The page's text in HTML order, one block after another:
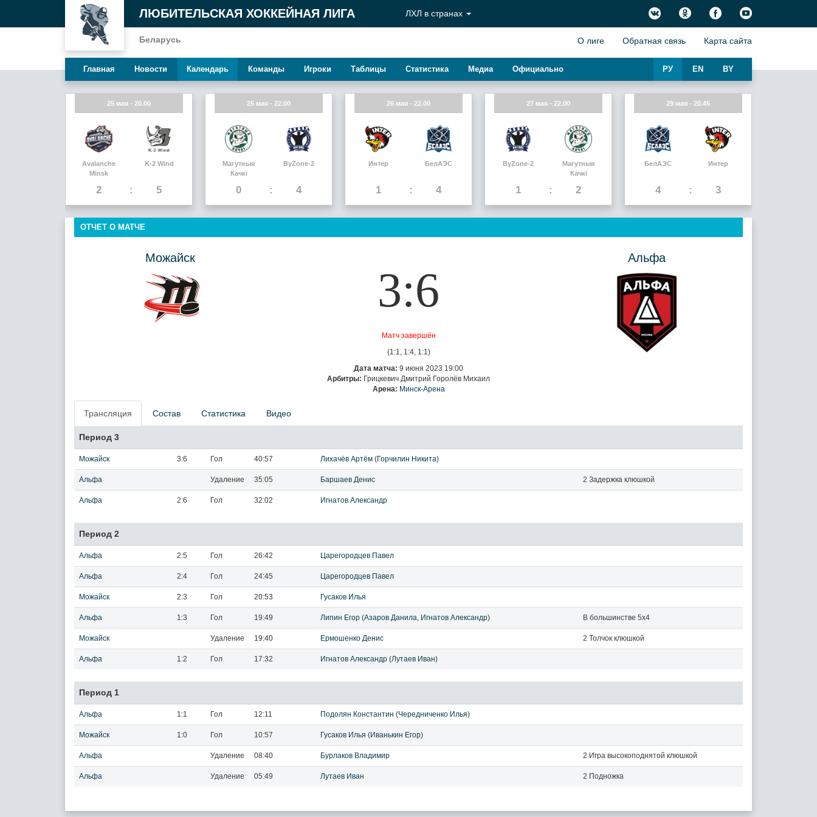
ЛЮБИТЕЛЬСКАЯ ХОККЕЙНАЯ ЛИГА
Беларусь
ЛХЛ в странах
О лиге Обратная связь Карта сайта
Главная Новости Календарь Команды Игроки Таблицы Статистика Медиа Официально BY
EN
РУ
25 мая - 20.00
Avalanche
Minsk
2
K-2 Wind
5
25 мая - 22.00
Магутныя
Качкi
0
ByZone-2
4
26 мая - 22.00
Интер
1
БелАЭС
4
27 мая - 22.00
ByZone-2
1
Магутныя
Качкi
2
29 мая - 20.45
БелАЭС
4
Интер
3
ОТЧЕТ О МАТЧЕ
Можайск
3:6
Матч завершён
(1:1, 1:4, 1:1)
Дата матча: 9 июня 2023 19:00
Арбитры: Грицкевич Дмитрий Горолёв Михаил
Арена: Минск-Арена
Альфа
Трансляция Состав Статистика Видео
Период 3
Можайск 3:6 Гол 40:57 Лихачёв Артём (Горчилин Никита)
Альфа Удаление 35:05 Баршаев Денис 2 Задержка клюшкой
Альфа 2:6 Гол 32:02 Игнатов Александр
Период 2
Альфа 2:5 Гол 26:42 Царегородцев Павел
Альфа 2:4 Гол 24:45 Царегородцев Павел
Можайск 2:3 Гол 20:53 Гусаков Илья
Альфа 1:3 Гол 19:49 Липин Егор (Азаров Данила, Игнатов Александр) В большинстве 5x4
Можайск Удаление 19:40 Ермошенко Денис 2 Толчок клюшкой
Альфа 1:2 Гол 17:32 Игнатов Александр (Лутаев Иван)
Период 1
Альфа 1:1 Гол 12:11 Подолян Константин (Чередниченко Илья)
Можайск 1:0 Гол 10:57 Гусаков Илья (Иванькин Егор)
Альфа Удаление 08:40 Бурлаков Владимир 2 Игра высокоподнятой клюшкой
Альфа Удаление 05:49 Лутаев Иван 2 Подножка